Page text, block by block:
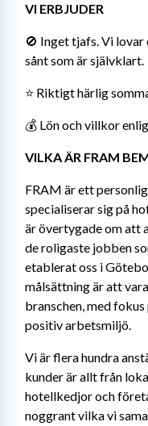
VI ERBJUDER
🚫 Inget tjafs. Vi
sånt som är självklart.
⭐️ Riktigt härlig
💰 Lön och villkor
VILKA ÄR FRAM
FRAM är ett
specialiserar sig på
är övertygade om att
de roligaste jobben
etablerat oss i
målsättning är att
branschen, med
positiv arbetsmiljö.
Vi är flera hundra
kunder är allt från
hotellkedjor och
noggrant vilka vi